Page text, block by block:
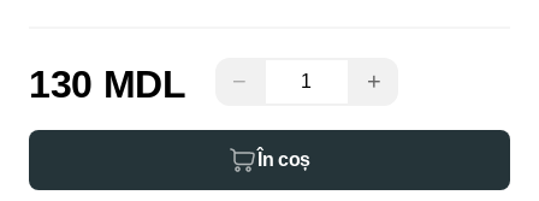
130 MDL − +
În coș